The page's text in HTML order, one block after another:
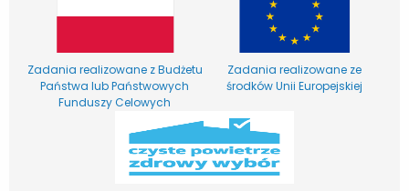
Zadania realizowane z Budżetu
Państwa lub Państwowych
Funduszy Celowych
Zadania realizowane ze
środków Unii Europejskiej